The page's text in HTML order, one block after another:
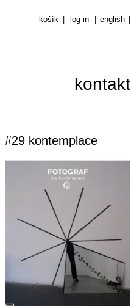
košík log in english
kontakt
#29 kontemplace